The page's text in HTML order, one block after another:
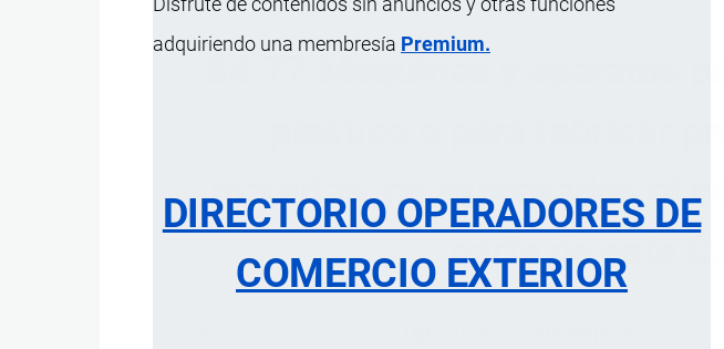
adquiriendo una membresía Premium.
DIRECTORIO OPERADORES DE
COMERCIO EXTERIOR
84.77 Máquinas y aparatos
plástico o para fabricar
materias, no expresados ni
parte de este